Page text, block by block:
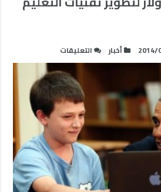
2014/ أخبار التعليقات
أكثر
من
3
ملايير
دولار
لتطوير
تقنيات
التعليم
الأمريكي
مغلقة